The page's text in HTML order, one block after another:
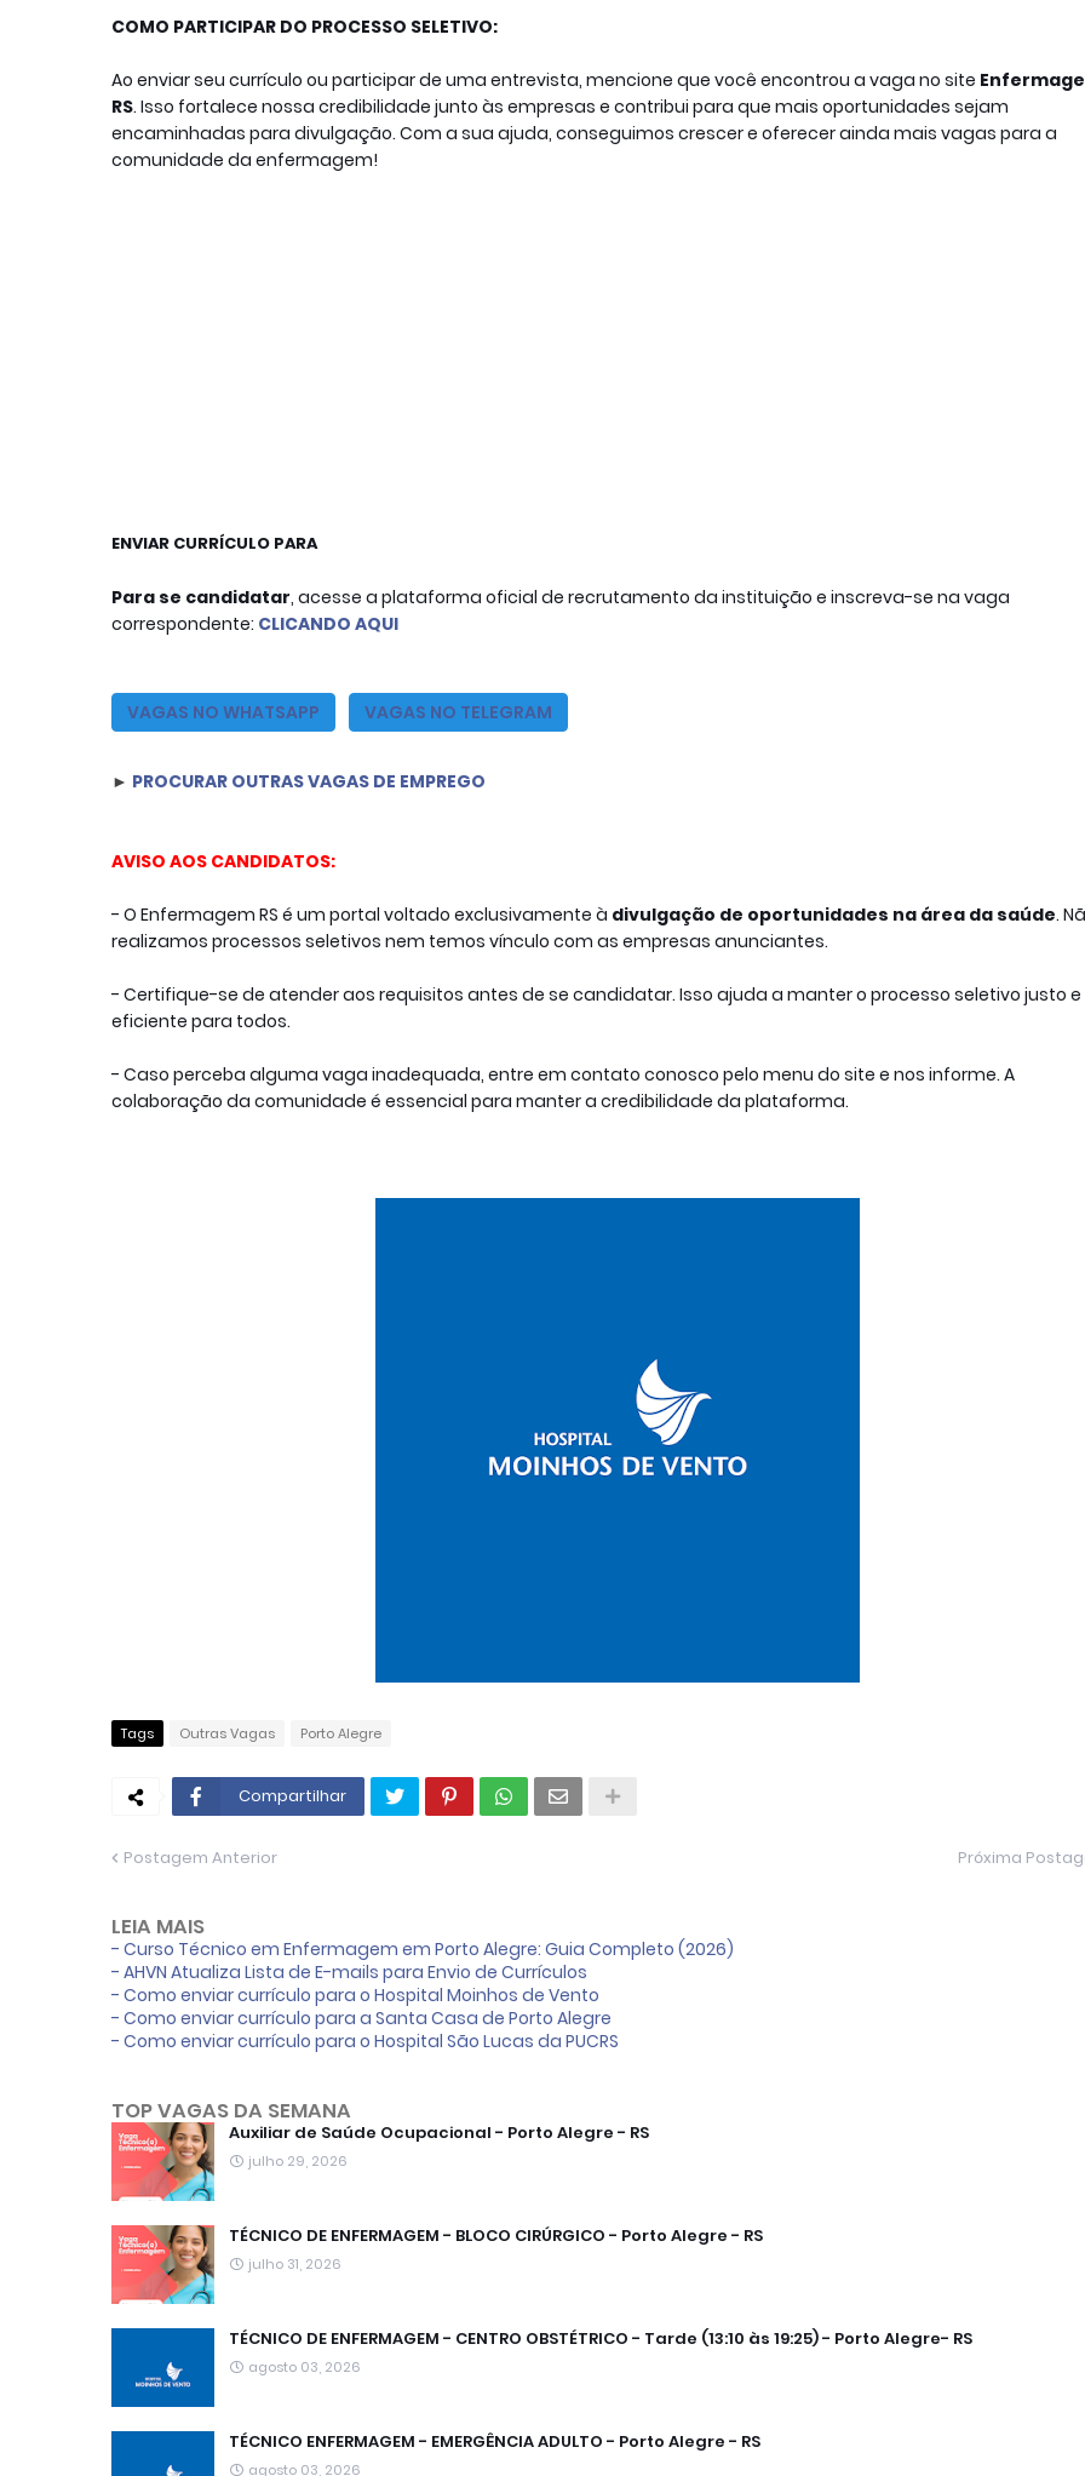
COMO PARTICIPAR DO PROCESSO SELETIVO:
Ao enviar seu currículo ou participar de uma entrevista, mencione que você encontrou a vaga no site
RS. Isso fortalece nossa credibilidade junto às empresas e contribui para que mais oportunidades sejam
encaminhadas para divulgação. Com a sua ajuda, conseguimos crescer e oferecer ainda mais vagas para a
comunidade da enfermagem!
ENVIAR CURRÍCULO PARA
Para se candidatar, acesse a plataforma oficial de recrutamento da instituição e inscreva-se na vaga
correspondente: CLICANDO AQUI
VAGAS NO WHATSAPP VAGAS NO TELEGRAM
► PROCURAR OUTRAS VAGAS DE EMPREGO
AVISO AOS CANDIDATOS:
- O Enfermagem RS é um portal voltado exclusivamente à divulgação de oportunidades na área da saúde.
realizamos processos seletivos nem temos vínculo com as empresas anunciantes.
- Certifique-se de atender aos requisitos antes de se candidatar. Isso ajuda a manter o processo seletivo justo e
eficiente para todos.
- Caso perceba alguma vaga inadequada, entre em contato conosco pelo menu do site e nos informe. A
colaboração da comunidade é essencial para manter a credibilidade da plataforma.
Tags Outras Vagas Porto Alegre
Compartilhar
Postagem Anterior Próxima
LEIA MAIS
- Curso Técnico em Enfermagem em Porto Alegre: Guia Completo (2026)
- AHVN Atualiza Lista de E-mails para Envio de Currículos
- Como enviar currículo para o Hospital Moinhos de Vento
- Como enviar currículo para a Santa Casa de Porto Alegre
- Como enviar currículo para o Hospital São Lucas da PUCRS
TOP VAGAS DA SEMANA
Auxiliar de Saúde Ocupacional - Porto Alegre - RS
julho 29, 2026
TÉCNICO DE ENFERMAGEM - BLOCO CIRÚRGICO - Porto Alegre - RS
julho 31, 2026
TÉCNICO DE ENFERMAGEM - CENTRO OBSTÉTRICO - Tarde (13:10 às 19:25) - Porto Alegre- RS
agosto 03, 2026
TÉCNICO ENFERMAGEM - EMERGÊNCIA ADULTO - Porto Alegre - RS
agosto 03, 2026